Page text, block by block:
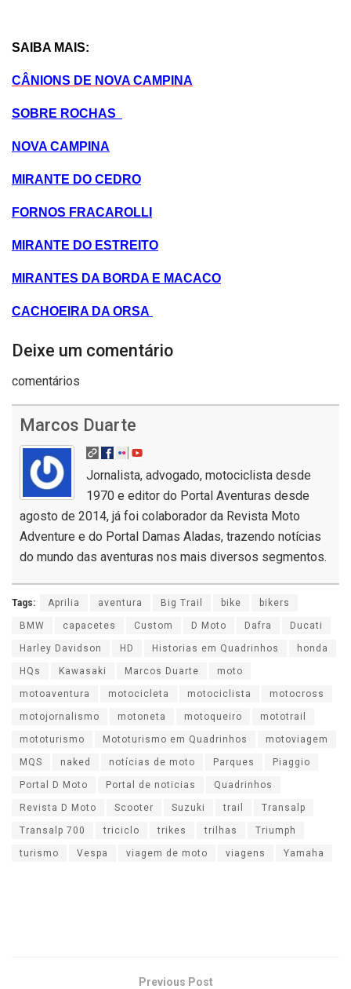
SAIBA MAIS:
CÂNIONS DE NOVA CAMPINA
SOBRE ROCHAS
NOVA CAMPINA
MIRANTE DO CEDRO
FORNOS FRACAROLLI
MIRANTE DO ESTREITO
MIRANTES DA BORDA E MACACO
CACHOEIRA DA ORSA
Deixe um comentário
comentários
Marcos Duarte
Jornalista, advogado, motociclista desde
1970 e editor do Portal Aventuras desde
agosto de 2014, já foi colaborador da Revista Moto
Adventure e do Portal Damas Aladas, trazendo notícias
do mundo das aventuras nos mais diversos segmentos.
Tags: Aprilia aventura Big Trail bike bikers
BMW capacetes Custom D Moto Dafra Ducati
Harley Davidson HD Historias em Quadrinhos honda
HQs Kawasaki Marcos Duarte moto
motoaventura motocicleta motociclista motocross
motojornalismo motoneta motoqueiro mototrail
mototurismo Mototurismo em Quadrinhos motoviagem
MQS naked notícias de moto Parques Piaggio
Portal D Moto Portal de noticias Quadrinhos
Revista D Moto Scooter Suzuki trail Transalp
Transalp 700 triciclo trikes trilhas Triumph
turismo Vespa viagem de moto viagens Yamaha
Previous Post